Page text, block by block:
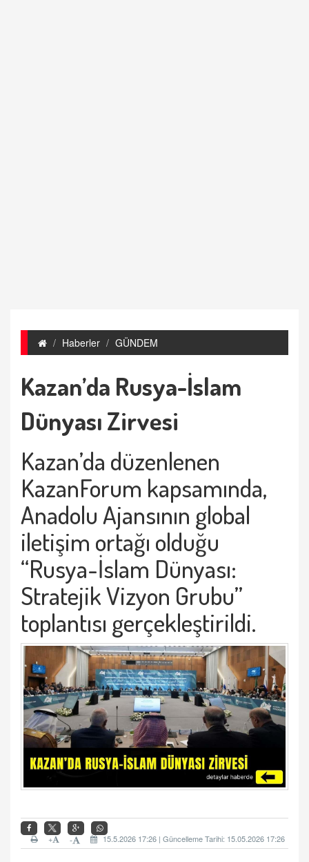
Haberler GÜNDEM
Kazan’da Rusya-İslam
Dünyası Zirvesi
Kazan’da düzenlenen
KazanForum kapsamında,
Anadolu Ajansının global
iletişim ortağı olduğu
“Rusya-İslam Dünyası:
Stratejik Vizyon Grubu”
toplantısı gerçekleştirildi.
15.5.2026 17:26 | Güncelleme Tarihi: 15.05.2026 17:26
-
+